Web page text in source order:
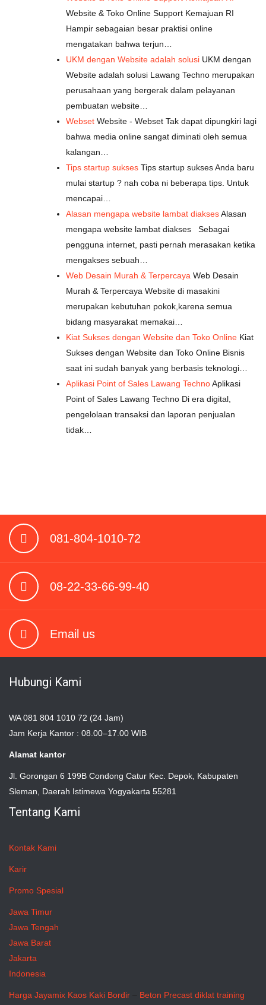
Website & Toko Online Support Kemajuan RI
Hampir sebagaian besar praktisi online
mengatakan bahwa terjun…
UKM dengan Website adalah solusi UKM dengan
Website adalah solusi Lawang Techno merupakan
perusahaan yang bergerak dalam pelayanan
pembuatan website…
Webset Website - Webset Tak dapat dipungkiri lagi
bahwa media online sangat diminati oleh semua
kalangan…
Tips startup sukses Tips startup sukses Anda baru
mulai startup ? nah coba ni beberapa tips. Untuk
mencapai…
Alasan mengapa website lambat diaksesAlasan
mengapa website lambat diakses Sebagai
pengguna internet, pasti pernah merasakan ketika
mengakses sebuah…
Web Desain Murah & Terpercaya Web Desain
Murah & Terpercaya Website di masakini
merupakan kebutuhan pokok,karena semua
bidang masyarakat memakai…
Kiat Sukses dengan Website dan Toko Online Kiat
Sukses dengan Website dan Toko Online Bisnis
saat ini sudah banyak yang berbasis teknologi…
Aplikasi Point of Sales Lawang TechnoAplikasi
Point of Sales Lawang Techno Di era digital,
pengelolaan transaksi dan laporan penjualan
tidak…
081-804-1010-72
08-22-33-66-99-40
Email us
Hubungi Kami
WA 081 804 1010 72 (24 Jam)
Jam Kerja Kantor : 08.00–17.00 WIB
Alamat kantor
Jl. Gorongan 6 199B Condong Catur Kec. Depok, Kabupaten
Sleman, Daerah Istimewa Yogyakarta 55281
Tentang Kami
Kontak Kami
Karir
Promo Spesial
Jawa Timur
Jawa Tengah
Jawa Barat
Jakarta
Indonesia
Harga Jayamix Kaos Kaki Bordir – Beton Precast diklat training